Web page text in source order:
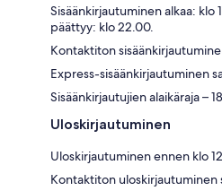
Sisäänkirjautuminen alkaa: klo
päättyy: klo 22.00.
Kontaktiton
Express-sisäänkirjautuminen
Sisäänkirjautujien alaikäraja – 18
Uloskirjautuminen
Uloskirjautuminen ennen klo
Kontaktiton uloskirjautuminen